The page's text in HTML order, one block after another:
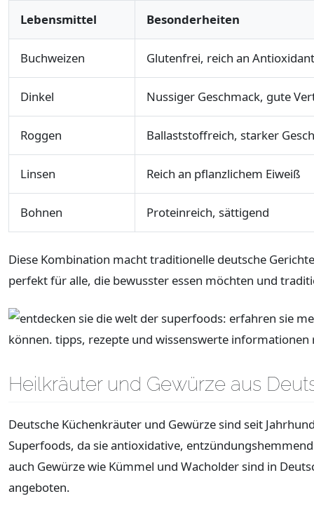
Lebensmittel Besonderheiten
Buchweizen Glutenfrei, reich an
Dinkel Nussiger Geschmack, gute
Roggen Ballaststoffreich, starker
Linsen Reich an pflanzlichem Eiweiß
Bohnen Proteinreich, sättigend
Diese Kombination macht traditionelle deutsche
perfekt für alle, die bewusster essen möchten und
Heilkräuter und Gewürze aus
Deutsche Küchenkräuter und Gewürze sind seit
Superfoods, da sie antioxidative,
auch Gewürze wie Kümmel und Wacholder sind in
angeboten.